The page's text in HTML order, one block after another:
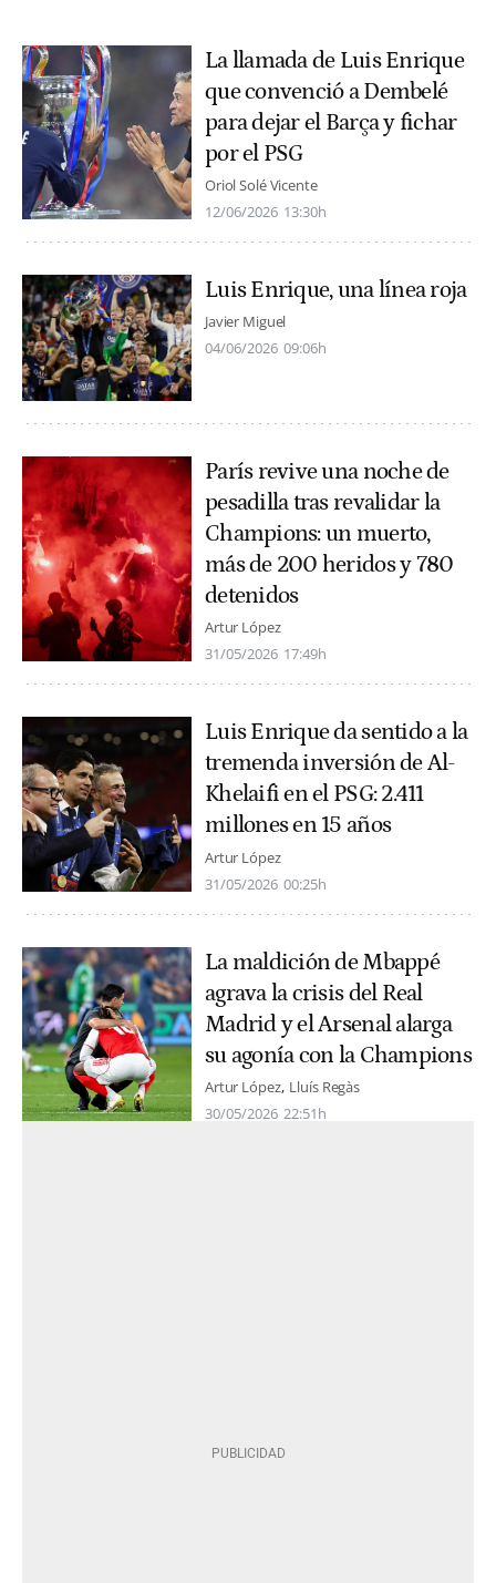
La llamada de Luis Enrique
que convenció a Dembelé
para dejar el Barça y fichar
por el PSG
Oriol Solé Vicente
12/06/2026 13:30h
Luis Enrique, una línea roja
Javier Miguel
04/06/2026 09:06h
París revive una noche de
pesadilla tras revalidar la
Champions: un muerto,
más de 200 heridos y 780
detenidos
Artur López
31/05/2026 17:49h
Luis Enrique da sentido a la
tremenda inversión de Al-
Khelaifi en el PSG: 2.411
millones en 15 años
Artur López
31/05/2026 00:25h
La maldición de Mbappé
agrava la crisis del Real
Madrid y el Arsenal alarga
su agonía con la Champions
Artur López Lluís Regàs
30/05/2026 22:51h